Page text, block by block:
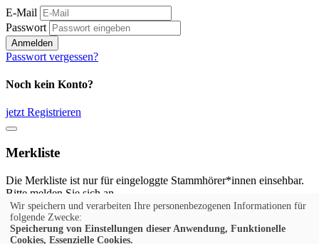
E-Mail
Passwort
Anmelden
Passwort vergessen?
Noch kein Konto?
jetzt Registrieren
Merkliste
Die Merkliste ist nur für eingeloggte Stammhörer*innen einsehbar.
Bitte melden Sie sich an.
Anmelden
Wir speichern und verarbeiten Ihre personenbezogenen Informationen für
folgende Zwecke:
Speicherung von Einstellungen dieser Anwendung, Funktionelle
Cookies, Essenzielle Cookies.